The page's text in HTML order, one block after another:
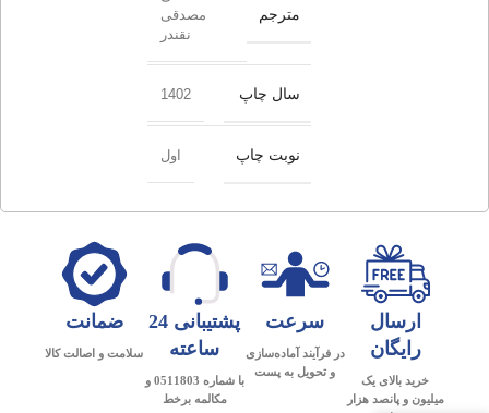
مترجم
مصدقی
نقندر
سال چاپ 1402
نوبت چاپ اول
ارسال
رایگان
خرید بالای یک
میلیون و پانصد هزار
سرعت
در فرآیند آماده‌سازی
و تحویل به پست
پشتیبانی 24
ساعته
با شماره 0511803 و
مکالمه برخط
ضمانت
سلامت و اصالت کالا